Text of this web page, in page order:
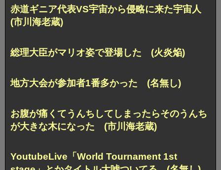
赤道ギニア代表VS宇宙から侵略に来た宇宙人
(市川海老蔵)
総理大臣がマリオ姿で登場した (火炎焔)
地方大会が参加者1番多かった (名無し)
お腹が痛くてうんちしてしまったらそのうんち
が大きな木になった (市川海老蔵)
YoutubeLive「World Tournament 1st